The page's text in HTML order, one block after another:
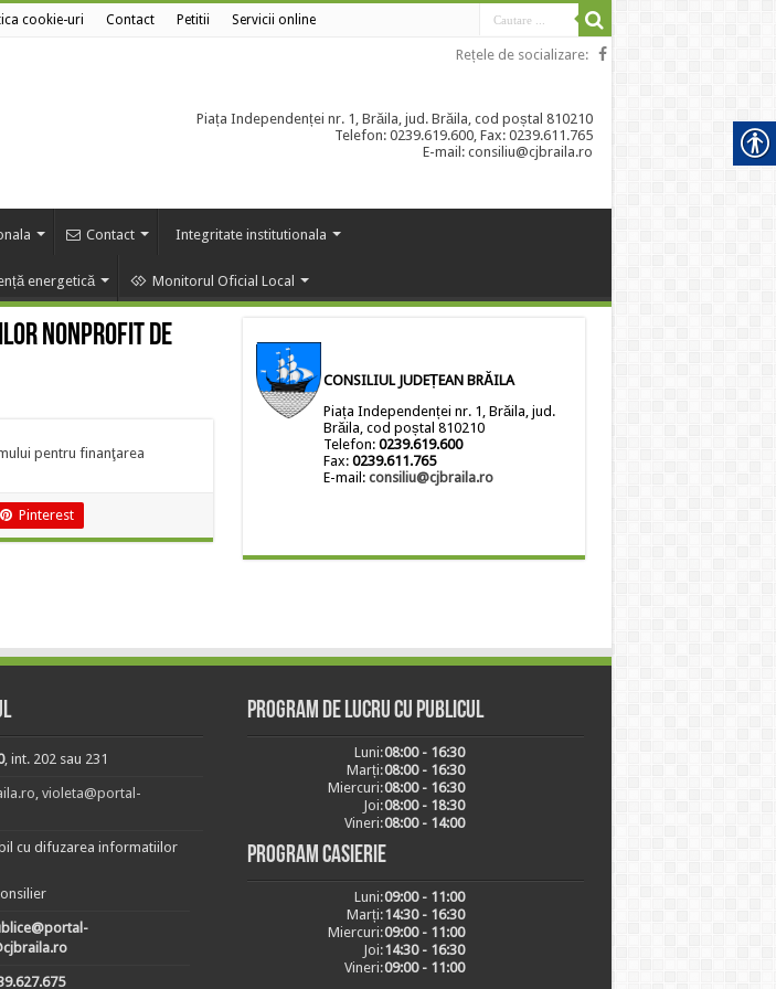
cookie-uri Contact Petitii Servicii online
Rețele de socializare:
Piața Independenței nr. 1, Brăila, jud. Brăila, cod poștal 810210
Telefon: 0239.619.600, Fax: 0239.611.765
E-mail: consiliu@cjbraila.ro
Contact Integritate institutionala
energetică Monitorul Oficial Local
nonprofit de
pentru finanţarea
Pinterest
CONSILIUL JUDEȚEAN BRĂILA
Piața Independenței nr. 1, Brăila, jud.
Brăila, cod poștal 810210
Telefon: 0239.619.600
Fax: 0239.611.765
E-mail: consiliu@cjbraila.ro
, int. 202 sau 231
,violeta@portal-
cu difuzarea informatiilor
Program de lucru cu publicul
Luni:08:00 - 16:30
Marți:08:00 - 16:30
Miercuri:08:00 - 16:30
Joi:08:00 - 18:30
Vineri:08:00 - 14:00
Program casierie
Luni:09:00 - 11:00
Marți:14:30 - 16:30
Miercuri:09:00 - 11:00
Joi:14:30 - 16:30
Vineri:09:00 - 11:00